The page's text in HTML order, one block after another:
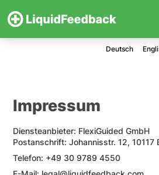
Deutsch
Impressum
Diensteanbieter: FlexiGuided GmbH
Postanschrift: Johannisstr. 12, 10117
Telefon: +49 30 9789 4550